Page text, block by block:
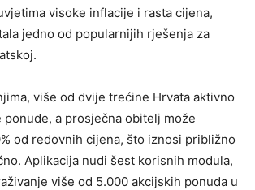
visoke inflacije i rasta cijena,
jedno od popularnijih rješenja za
više od dvije trećine Hrvata aktivno
a prosječna obitelj može
od redovnih cijena, što iznosi približno
Aplikacija nudi šest korisnih modula,
više od 5.000 akcijskih ponuda u